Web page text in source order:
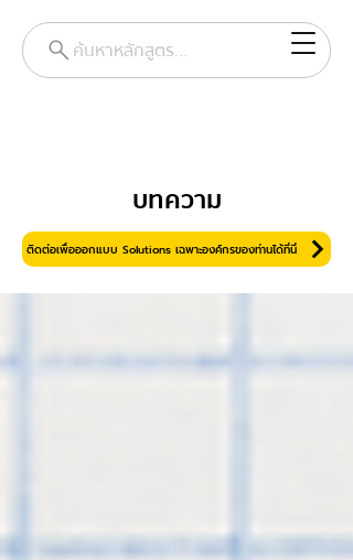
ค้นหาหลักสูตร...
บทความ
ติดต่อเพื่อออกแบบ Solutions เฉพาะองค์กรของท่านได้ที่นี่